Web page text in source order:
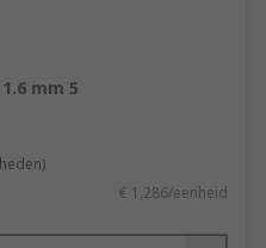
mm 5
€ 1,286/eenheid